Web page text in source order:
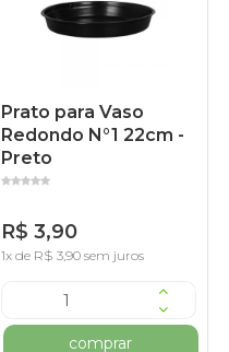
Prato para Vaso
Redondo N°1 22cm -
Preto
R$ 3,90
1x de R$ 3,90 sem juros
comprar